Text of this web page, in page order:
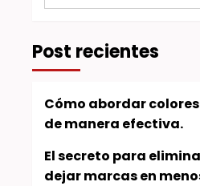
Post recientes
Cómo abordar
de manera efectiva.
El secreto para
dejar marcas en